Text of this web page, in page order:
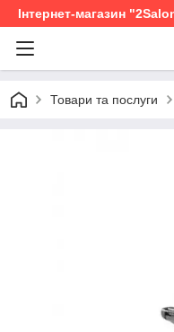
Інтернет-магазин
Товари та послуги